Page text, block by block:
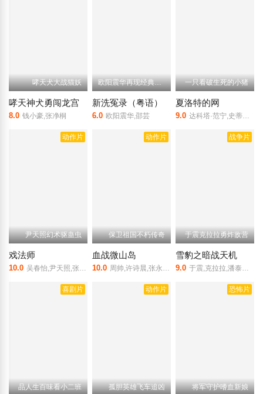
哮天犬大战猫妖
哮天神犬勇闯龙宫
8.0 钱小豪,张净桐
欧阳震华再现经典宋慈
新洗冤录（粤语）
6.0 欧阳震华,邵芸
一只看破生死的小猪
夏洛特的网
9.0 达科塔·范宁,史蒂夫·布西密,朱莉娅·罗伯茨,罗伯特·雷德福
动作片
尹天照幻术驱蛊虫
戏法师
10.0 吴春怡,尹天照,张春仲,陈叶玲,刘頔,徐少强
动作片
保卫祖国不朽传奇
血战微山岛
10.0 周帅,许诗晨,张永刚,刘惠,何云伟
战争片
于震克拉拉勇炸敌营
雪豹之暗战天机
9.0 于震,克拉拉,潘泰名,冯越,芦芳生
喜剧片
品人生百味看小二班
动作片
孤胆英雄飞车追凶
恐怖片
将军守护嗜血新娘